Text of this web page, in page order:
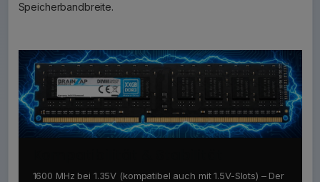
Speicherbandbreite.
1600 MHz bei 1.35V (kompatibel auch mit 1.5V-Slots) – Der